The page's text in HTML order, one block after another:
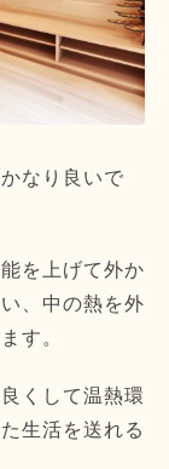
なり良いで
を上げて外か
、 中の熱を外
す。
くして温熱環
た生活を送れる